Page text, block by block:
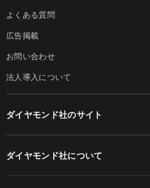
よくある質問
広告掲載
お問い合わせ
法人導入について
ダイヤモンド社のサイト
ダイヤモンド社について